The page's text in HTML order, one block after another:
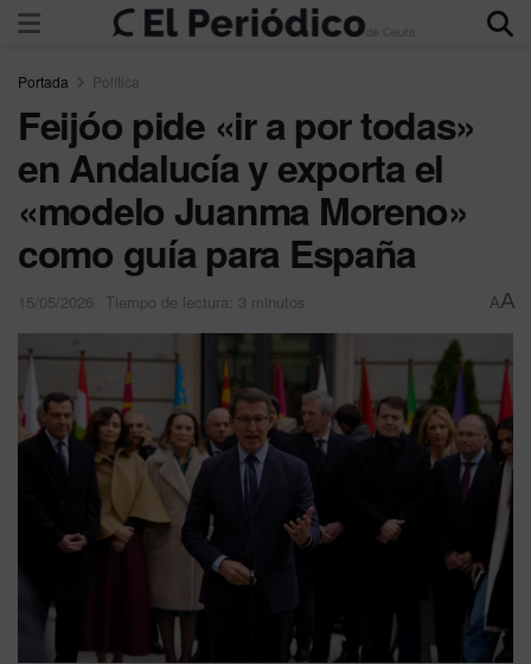
Portada Política
Feijóo pide «ir a por todas»
en Andalucía y exporta el
«modelo Juanma Moreno»
como guía para España
15/05/2026 Tiempo de lectura: 3 minutos AA